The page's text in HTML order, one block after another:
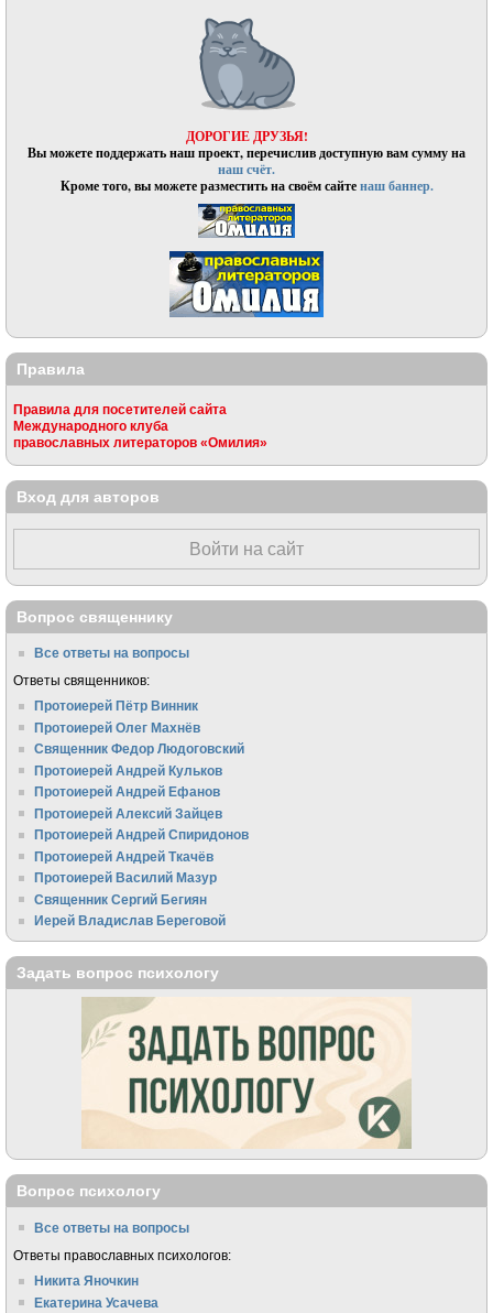
ДОРОГИЕ ДРУЗЬЯ!
Вы можете поддержать наш проект, перечислив доступную вам сумму на
наш счёт.
Кроме того, вы можете разместить на своём сайтенаш баннер.
Правила
Правила для посетителей сайта
Международного клуба
православных литераторов «Омилия»
Вход для авторов
Войти на сайт
Вопрос священнику
Все ответы на вопросы
Ответы священников:
Протоиерей Пётр Винник
Протоиерей Олег Махнёв
Священник Федор Людоговский
Протоиерей Андрей Кульков
Протоиерей Андрей Ефанов
Протоиерей Алексий Зайцев
Протоиерей Андрей Спиридонов
Протоиерей Андрей Ткачёв
Протоиерей Василий Мазур
Священник Сергий Бегиян
Иерей Владислав Береговой
Задать вопрос психологу
Вопрос психологу
Все ответы на вопросы
Ответы православных психологов:
Никита Яночкин
Екатерина Усачева